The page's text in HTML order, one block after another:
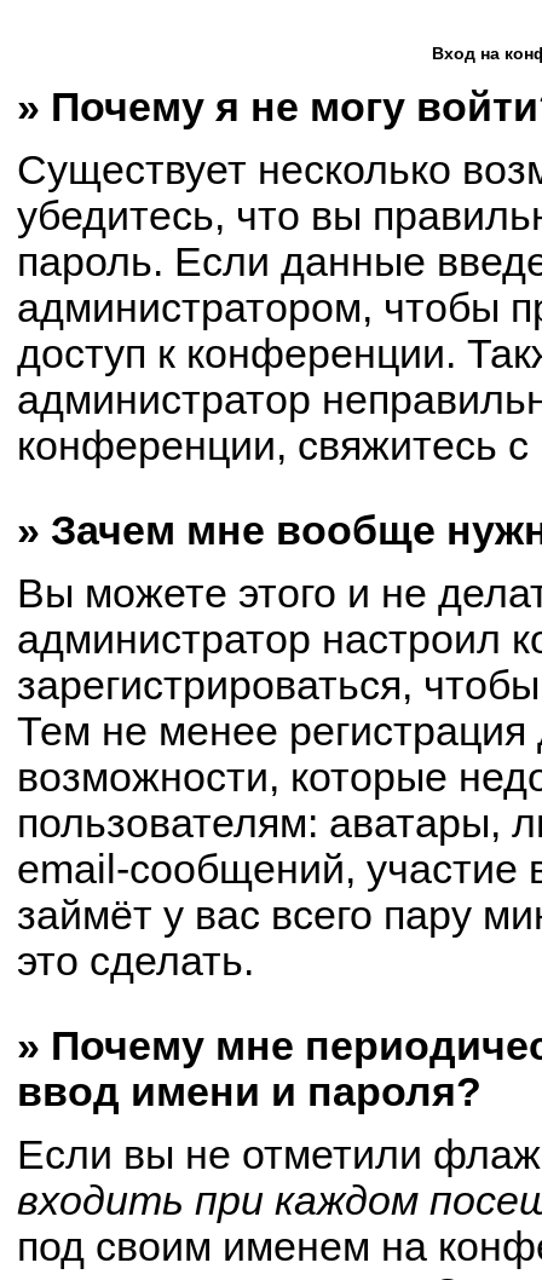
Вход на
» Почему я не могу
Существует несколько
убедитесь, что вы
пароль. Если данные
администратором, чтобы
доступ к конференции.
администратор
конференции, свяжитесь
» Зачем мне вообще
Вы можете этого и не
администратор настроил
зарегистрироваться,
Тем не менее
возможности, которые
пользователям: аватары,
email-сообщений, участие
займёт у вас всего пару
это сделать.
» Почему мне
ввод имени и пароля?
Если вы не отметили
входить при каждом
под своим именем на